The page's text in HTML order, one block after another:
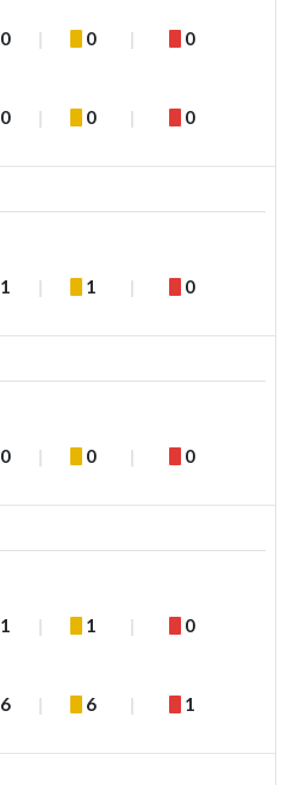
0 0 0
0 0 0
1 1 0
0 0 0
1 1 0
6 6 1